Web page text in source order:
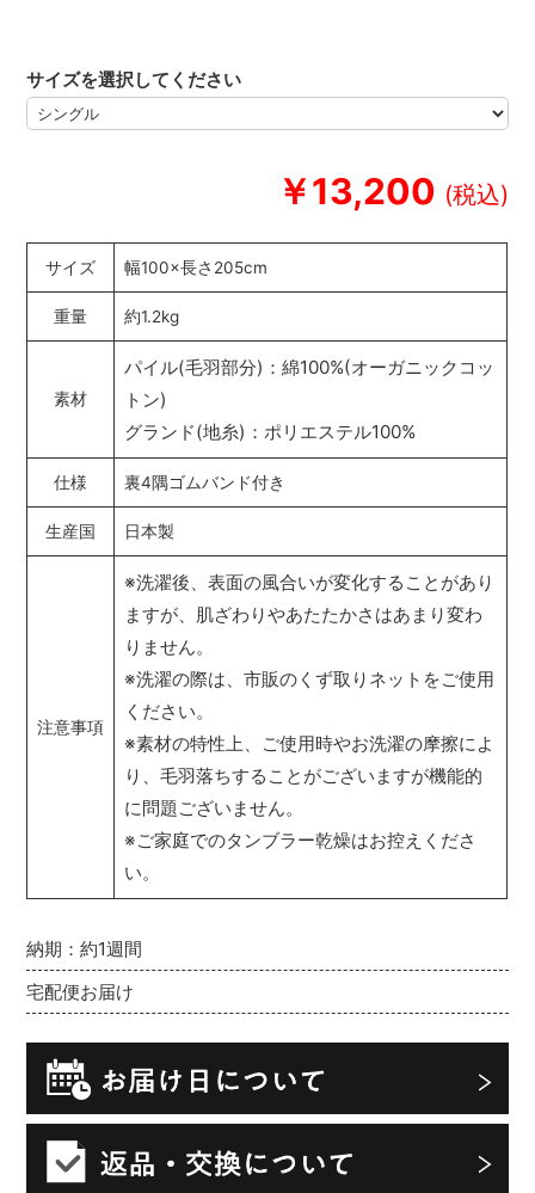
￥13,200
納期：約1週間
宅配便お届け
サイズを選択してください
サイズ 幅100×長さ205cm
重量 約1.2kg
素材
パイル(毛羽部分)：綿100%(オーガニックコッ
トン)
グランド(地糸)：ポリエステル100%
仕様 裏4隅ゴムバンド付き
生産国 日本製
注意事項
※洗濯後、表面の風合いが変化することがあり
ますが、肌ざわりやあたたかさはあまり変わ
りません。
※洗濯の際は、市販のくず取りネットをご使用
ください。
※素材の特性上、ご使用時やお洗濯の摩擦によ
り、毛羽落ちすることがございますが機能的
に問題ございません。
※ご家庭でのタンブラー乾燥はお控えくださ
い。